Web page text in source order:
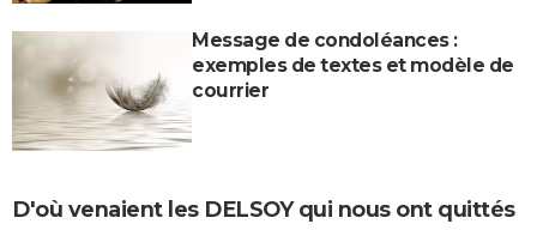
Message de condoléances :
exemples de textes et modèle de
courrier
D'où venaient les DELSOY qui nous ont quittés